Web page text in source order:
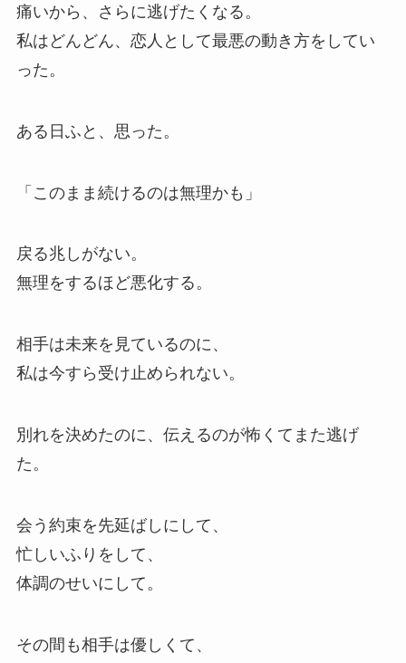
痛いから、さらに逃げたくなる。
私はどんどん、恋人として最悪の動き方をしてい
った。
ある日ふと、思った。
「このまま続けるのは無理かも」
戻る兆しがない。
無理をするほど悪化する。
相手は未来を見ているのに、
私は今すら受け止められない。
別れを決めたのに、伝えるのが怖くてまた逃げ
た。
会う約束を先延ばしにして、
忙しいふりをして、
体調のせいにして。
その間も相手は優しくて、